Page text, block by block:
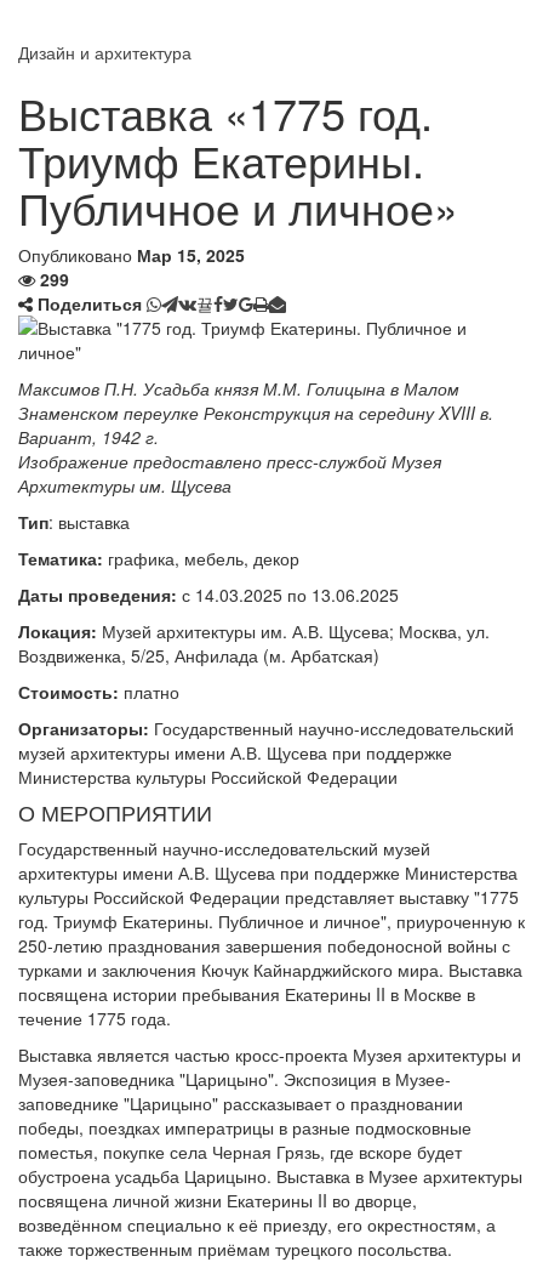
Дизайн и архитектура
Выставка «1775 год.
Триумф Екатерины.
Публичное и личное»
Опубликовано Мар 15, 2025
299
Поделиться
Максимов П.Н. Усадьба князя М.М. Голицына в Малом
Знаменском переулке Реконструкция на середину XVIII в.
Вариант, 1942 г.
Изображение предоставлено пресс-службой Музея
Архитектуры им. Щусева
Тип: выставка
Тематика: графика, мебель, декор
Даты проведения: с 14.03.2025 по 13.06.2025
Локация: Музей архитектуры им. А.В. Щусева; Москва, ул.
Воздвиженка, 5/25, Анфилада (м. Арбатская)
Стоимость: платно
Организаторы: Государственный научно-исследовательский
музей архитектуры имени А.В. Щусева при поддержке
Министерства культуры Российской Федерации
О МЕРОПРИЯТИИ
Государственный научно-исследовательский музей
архитектуры имени А.В. Щусева при поддержке Министерства
культуры Российской Федерации представляет выставку "1775
год. Триумф Екатерины. Публичное и личное", приуроченную к
250-летию празднования завершения победоносной войны с
турками и заключения Кючук Кайнарджийского мира. Выставка
посвящена истории пребывания Екатерины II в Москве в
течение 1775 года.
Выставка является частью кросс-проекта Музея архитектуры и
Музея-заповедника "Царицыно". Экспозиция в Музее-
заповеднике "Царицыно" рассказывает о праздновании
победы, поездках императрицы в разные подмосковные
поместья, покупке села Черная Грязь, где вскоре будет
обустроена усадьба Царицыно. Выставка в Музее архитектуры
посвящена личной жизни Екатерины II во дворце,
возведённом специально к её приезду, его окрестностям, а
также торжественным приёмам турецкого посольства.